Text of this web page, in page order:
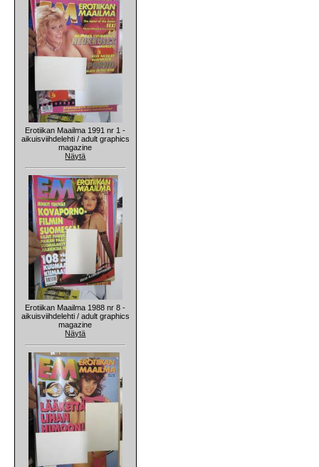
Erotiikan Maailma 1991 nr 1 -
aikuisviihdelehti / adult graphics
magazine
Näytä
Erotiikan Maailma 1988 nr 8 -
aikuisviihdelehti / adult graphics
magazine
Näytä